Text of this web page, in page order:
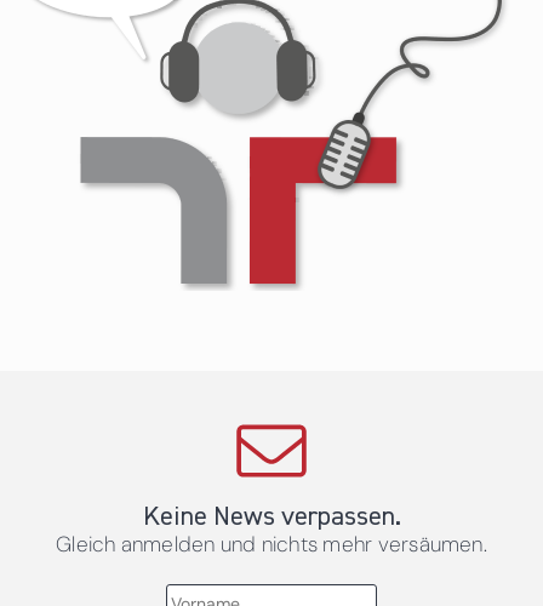
Keine News verpassen.
Gleich anmelden und nichts mehr versäumen.